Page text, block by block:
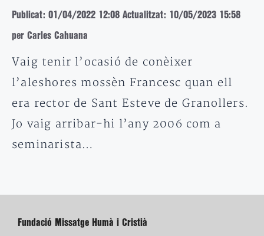
Publicat: 01/04/2022 12:08 Actualitzat: 10/05/2023 15:58
per Carles Cahuana
Vaig tenir l’ocasió de conèixer
l’aleshores mossèn Francesc quan ell
era rector de Sant Esteve de Granollers.
Jo vaig arribar-hi l’any 2006 com a
seminarista…
Fundació Missatge Humà i Cristià